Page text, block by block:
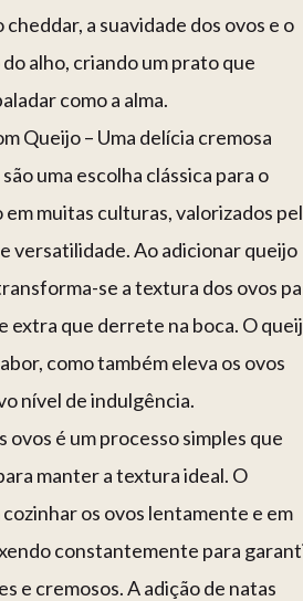
a suavidade dos ovos e o
alho, criando um prato que
como a alma.
Queijo – Uma delícia cremosa
uma escolha clássica para o
muitas culturas, valorizados
versatilidade. Ao adicionar queijo
se a textura dos ovos
extra que derrete na boca. O
como também eleva os ovos
nível de indulgência.
ovos é um processo simples que
manter a textura ideal. O
os ovos lentamente e em
constantemente para
e cremosos. A adição de natas